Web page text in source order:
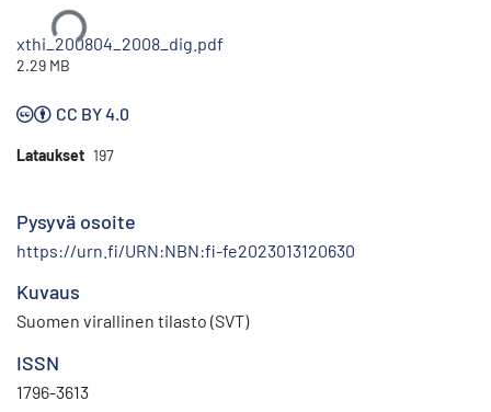
Ladataan...
xthi_200804_2008_dig.pdf
2.29 MB
CC BY 4.0
Lataukset 197
Pysyvä osoite
https://urn.fi/URN:NBN:fi-fe2023013120630
Kuvaus
Suomen virallinen tilasto (SVT)
ISSN
1796-3613